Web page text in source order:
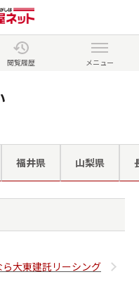
閲覧履歴 メニュー
福井県 山梨県
大東建託リーシング